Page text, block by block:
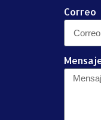
Correo